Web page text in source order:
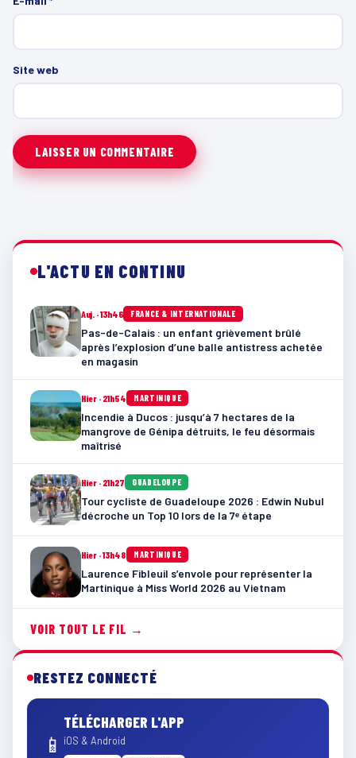
Site web
L'ACTU EN CONTINU
Auj. · 13h46 FRANCE & INTERNATIONALE
Pas-de-Calais : un enfant grièvement brûlé
après l’explosion d’une balle antistress achetée
en magasin
Hier · 21h54 MARTINIQUE
Incendie à Ducos : jusqu’à 7 hectares de la
mangrove de Génipa détruits, le feu désormais
maîtrisé
Hier · 21h27 GUADELOUPE
Tour cycliste de Guadeloupe 2026 : Edwin Nubul
décroche un Top 10 lors de la 7ᵉ étape
Hier · 13h48 MARTINIQUE
Laurence Fibleuil s’envole pour représenter la
Martinique à Miss World 2026 au Vietnam
VOIR TOUT LE FIL →
RESTEZ CONNECTÉ
📱
TÉLÉCHARGER L'APP
iOS & Android